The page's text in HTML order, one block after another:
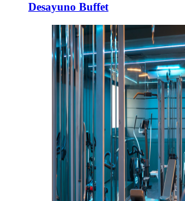
Desayuno Buffet